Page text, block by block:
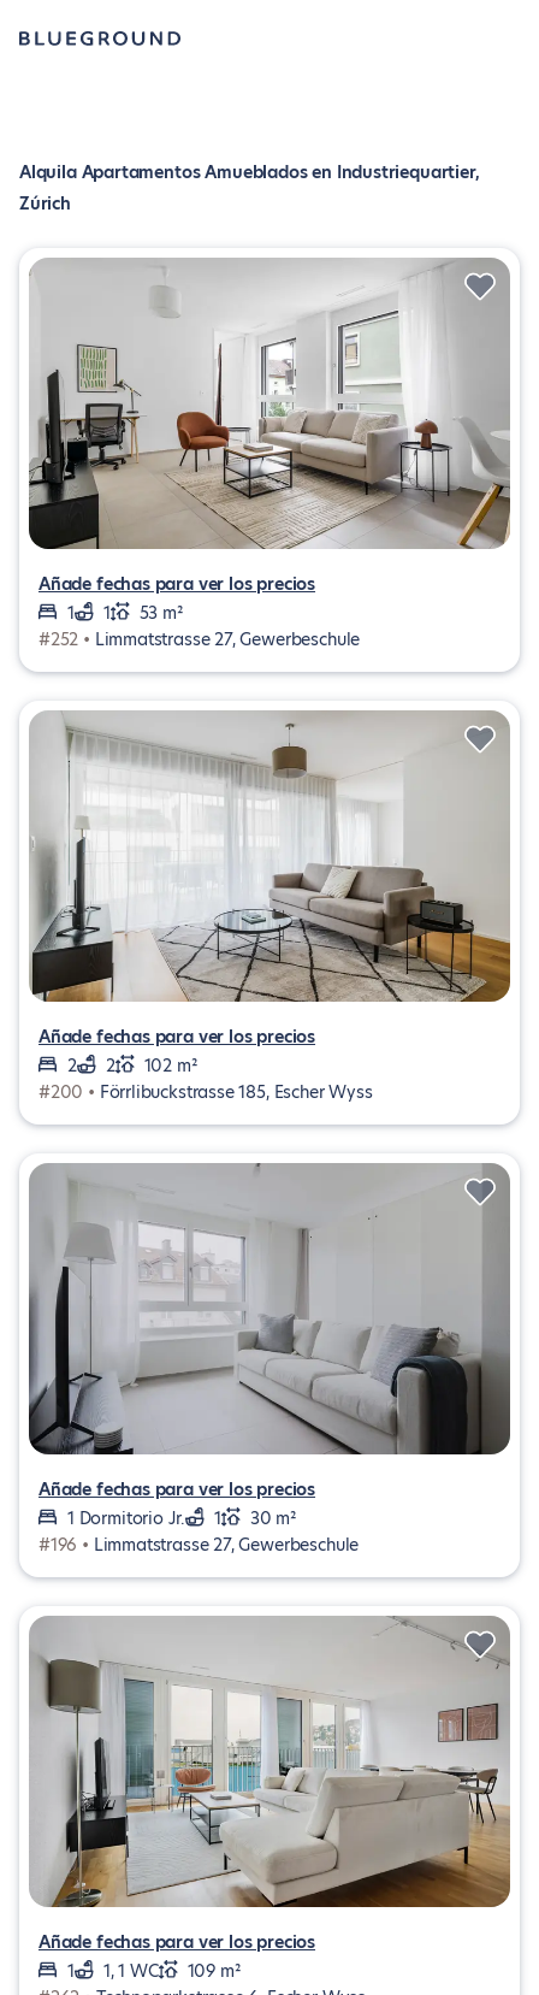
Alquila Apartamentos Amueblados en Industriequartier,
Zúrich
Añade fechas para ver los precios
1
1
53 m²
#252 • Limmatstrasse 27, Gewerbeschule
Añade fechas para ver los precios
2
2
102 m²
#200 • Förrlibuckstrasse 185, Escher Wyss
Añade fechas para ver los precios
1 Dormitorio Jr.
1
30 m²
#196 • Limmatstrasse 27, Gewerbeschule
Añade fechas para ver los precios
1
1, 1 WC
109 m²